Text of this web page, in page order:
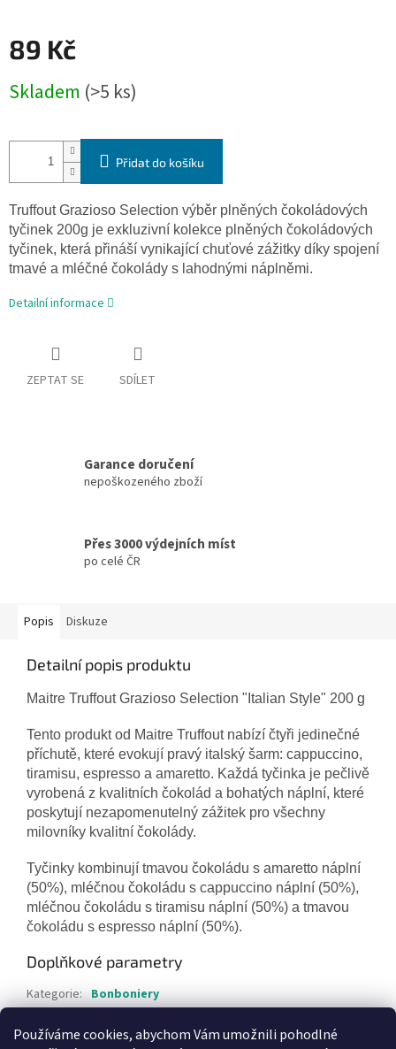
Používáme cookies, abychom Vám umožnili pohodlné
89 Kč
cena:
Skladem (>5 ks)
Přidat do košíku
Truffout Grazioso Selection výběr plněných čokoládových
tyčinek 200g je exkluzivní kolekce plněných čokoládových
tyčinek, která přináší vynikající chuťové zážitky díky spojení
tmavé a mléčné čokolády s lahodnými náplněmi.
Detailní informace
ZEPTAT SE SDÍLET
Garance doručení
nepoškozeného zboží
Přes 3000 výdejních míst
po celé ČR
Popis Diskuze
Detailní popis produktu
Maitre Truffout Grazioso Selection "Italian Style" 200 g
Tento produkt od Maitre Truffout nabízí čtyři jedinečné
příchutě, které evokují pravý italský šarm: cappuccino,
tiramisu, espresso a amaretto. Každá tyčinka je pečlivě
vyrobená z kvalitních čokolád a bohatých náplní, které
poskytují nezapomenutelný zážitek pro všechny
milovníky kvalitní čokolády.
Tyčinky kombinují tmavou čokoládu s amaretto náplní
(50%), mléčnou čokoládu s cappuccino náplní (50%),
mléčnou čokoládu s tiramisu náplní (50%) a tmavou
čokoládu s espresso náplní (50%).
Doplňkové parametry
Kategorie: Bonboniery
EAN: 9002859067143